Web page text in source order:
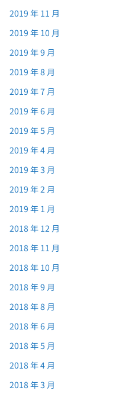
2019 年 11 月
2019 年 10 月
2019 年 9 月
2019 年 8 月
2019 年 7 月
2019 年 6 月
2019 年 5 月
2019 年 4 月
2019 年 3 月
2019 年 2 月
2019 年 1 月
2018 年 12 月
2018 年 11 月
2018 年 10 月
2018 年 9 月
2018 年 8 月
2018 年 6 月
2018 年 5 月
2018 年 4 月
2018 年 3 月